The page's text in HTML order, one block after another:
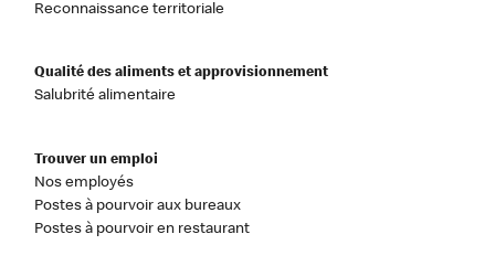
Reconnaissance territoriale
Qualité des aliments et approvisionnement
Salubrité alimentaire
Trouver un emploi
Nos employés
Postes à pourvoir aux bureaux
Postes à pourvoir en restaurant